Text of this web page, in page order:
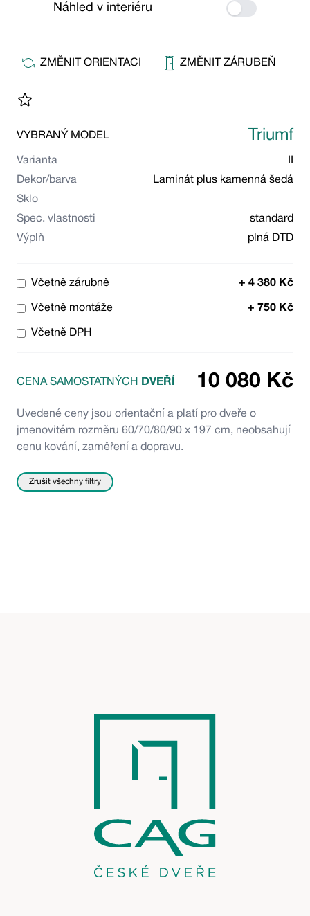
Náhled v interiéru Use setting
ZMĚNIT ORIENTACI ZMĚNIT ZÁRUBEŇ
VYBRANÝ MODEL Triumf
Varianta
Dekor/barva
Laminát plus kamenná šedá
Sklo
Spec. vlastnosti
standard
Výplň
plná DTD
Včetně zárubně + 4 380 Kč
Včetně montáže + 750 Kč
Včetně DPH
CENA SAMOSTATNÝCH DVEŘÍ 10 080 Kč
Uvedené ceny jsou orientační a platí pro dveře o
jmenovitém rozměru 60/70/80/90 x 197 cm, neobsahují
cenu kování, zaměření a dopravu.
Zrušit všechny filtry